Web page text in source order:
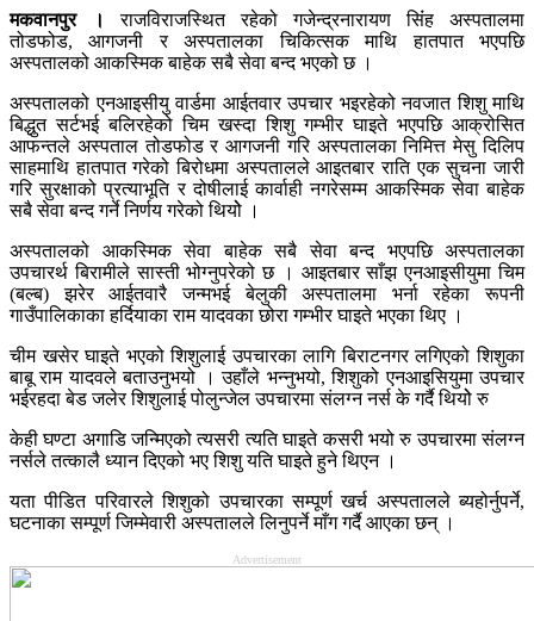
मकवानपुर ।
राजविराजस्थित रहेको गजेन्द्रनारायण सिंंह अस्पतालमा
तोडफोड, आगजनी र अस्पतालका चिकित्सक माथि हातपात भएपछि
अस्पतालको आकस्मिक बाहेक सबै सेवा बन्द भएको छ ।
अस्पतालको एनआइसीयु वार्डमा आईतवार उपचार भइरहेको नवजात शिशु माथि
बिद्धुत सर्टभई बलिरहेको चिम खस्दा शिशु गम्भीर घाइते भएपछि आक्रोसित
आफन्तले अस्पताल तोडफोड र आगजनी गरि अस्पतालका निमित्त मेसु दिलिप
साहमाथि हातपात गरेको बिरोधमा अस्पतालले आइतबार राति एक सुचना जारी
गरि सुरक्षाको प्रत्याभूति र दोषीलाई कार्वाही नगरेसम्म आकस्मिक सेवा बाहेक
सबै सेवा बन्द गर्ने निर्णय गरेको थियोे ।
अस्पतालको आकस्मिक सेवा बाहेक सबै सेवा बन्द भएपछि अस्पतालका
उपचारर्थ बिरामीले सास्ती भोग्नुपरेको छ । आइतबार साँझ एनआइसीयुमा चिम
(बल्ब) झरेर आईतवारै जन्मभई बेलुकी अस्पतालमा भर्ना रहेका रूपनी
गाउँपालिकाका हर्दियाका राम यादवका छोरा गम्भीर घाइते भएका थिए ।
चीम खसेर घाइते भएको शिशुलाई उपचारका लागि बिराटनगर लगिएको शिशुका
बाबू राम यादवले बताउनुभयो । उहाँले भन्नुभयो, शिशुको एनआइसियुमा उपचार
भईरहदा बेड जलेर शिशुलाई पोलुन्जेल उपचारमा संलग्न नर्स के गर्दै थियोे रु
केही घण्टा अगाडि जन्मिएको त्यसरी त्यति घाइते कसरी भयो रु उपचारमा संलग्न
नर्सले तत्कालै ध्यान दिएको भए शिशु यति घाइते हुने थिएन ।
यता पीडित परिवारले शिशुको उपचारका सम्पूर्ण खर्च अस्पतालले ब्यहोर्नुपर्ने,
घटनाका सम्पूर्ण जिम्मेवारी अस्पतालले लिनुपर्ने माँग गर्दै आएका छन् ।
Advertisement